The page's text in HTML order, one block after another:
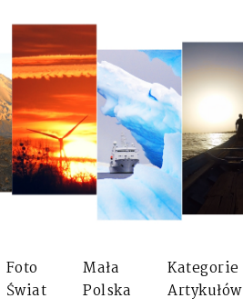
Foto
Świat
Mała
Polska
Kategorie
Artykułów